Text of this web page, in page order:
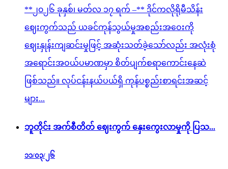
**၂၀၂၆ ခုနှစ်၊ မတ်လ ၁၇ ရက် –** ဒိုင်ကလိုရိုမီသိန်း
ဈေးကွက်သည် ယခင်ကုန်သွယ်မှုအစည်းအဝေးကို
ဈေးနှုန်းကျဆင်းမှုဖြင့် အဆုံးသတ်ခဲ့သော်လည်း အလုံးစုံ
အရောင်းအဝယ်ပမာဏမှာ စိတ်ပျက်စရာကောင်းနေဆဲ
ဖြစ်သည်။ လုပ်ငန်းနယ်ပယ်ရှိ ကုန်ပစ္စည်းစာရင်းအဆင့်
များ...
ဘူတိုင်း အက်စီတိတ် ဈေးကွက် နှေးကွေးလာမှုကို ပြသ...
၁၁/၀၃/၂၆